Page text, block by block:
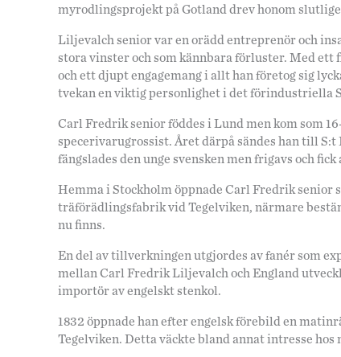
myrodlingsprojekt på Gotland drev honom
Liljevalch senior var en orädd entreprenör och
stora vinster och som kännbara förluster. Med
och ett djupt engagemang i allt han företog sig
tvekan en viktig personlighet i det förindustriella
Carl Fredrik senior föddes i Lund men kom som
specerivarugrossist. Året därpå sändes han till
fängslades den unge svensken men frigavs och
Hemma i Stockholm öppnade Carl Fredrik senior
träförädlingsfabrik vid Tegelviken, närmare
nu finns.
En del av tillverkningen utgjordes av fanér som
mellan Carl Fredrik Liljevalch och England
importör av engelskt stenkol.
1832 öppnade han efter engelsk förebild en
Tegelviken. Detta väckte bland annat intresse